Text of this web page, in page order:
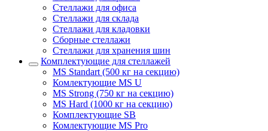
Стеллажи для офиса
Стеллажи для склада
Стеллажи для кладовки
Сборные стеллажи
Стеллажи для хранения шин
Комплектующие для стеллажей
MS Standart (500 кг на секцию)
Комлектующие MS U
MS Strong (750 кг на секцию)
MS Hard (1000 кг на секцию)
Комплектующие SB
Комлектующие MS Pro